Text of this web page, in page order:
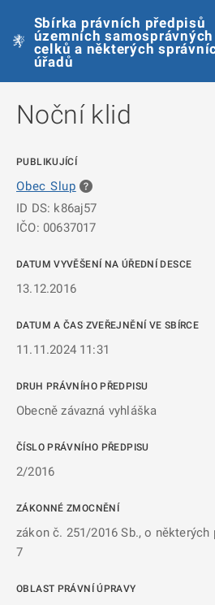
Sbírka právních předpisů
územních samosprávných
celků a některých
úřadů
Noční klid
PUBLIKUJÍCÍ
Obec Slup
ID DS: k86aj57
IČO: 00637017
DATUM VYVĚŠENÍ NA ÚŘEDNÍ DESCE
13.12.2016
DATUM A ČAS ZVEŘEJNĚNÍ VE SBÍRCE
11.11.2024 11:31
DRUH PRÁVNÍHO PŘEDPISU
Obecně závazná vyhláška
ČÍSLO PRÁVNÍHO PŘEDPISU
2/2016
ZÁKONNÉ ZMOCNĚNÍ
zákon č. 251/2016 Sb., o
7
OBLAST PRÁVNÍ ÚPRAVY